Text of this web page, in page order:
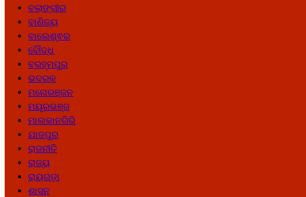
ବଲାଙ୍ଗୀର
ବାଣିଜ୍ୟ
ବାଲେଶ୍ଵର
ବୌଦ୍ଧ
ବ୍ରହ୍ମପୁର
ଭଦ୍ରକ
ମନୋରଞ୍ଜନ
ମୟୂରଭଞ୍ଜ
ମାଲକାନଗିରି
ଯାଜପୁର
ରାଜନୀତି
ରାଜ୍ୟ
ରାୟଗଡ଼ା
ଶାସନ